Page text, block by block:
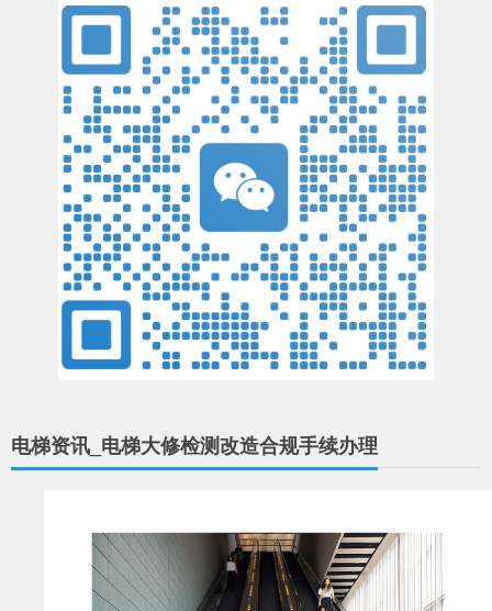
电梯资讯_电梯大修检测改造合规手续办理